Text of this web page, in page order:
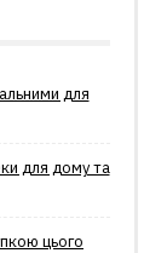
для
для дому та
цього